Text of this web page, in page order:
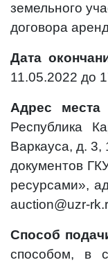
земельного
договора
Дата
11.05.2022 до
Адрес места
Республика
Варкауса, д. 3,
документов
ресурсами»,
auction@uzr-
Способ
способом, в